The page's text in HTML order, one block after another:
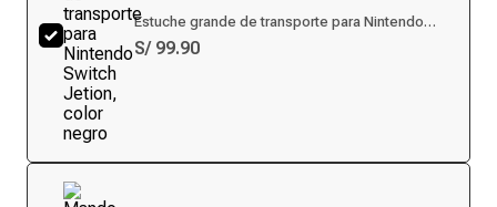
Estuche grande de transporte para Nintendo
Switch Jetion, color negro
S/ 99.90